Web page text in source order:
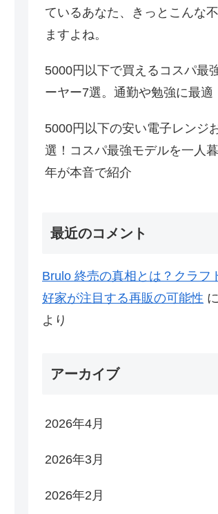
ているあなた、きっとこんな
ますよね。
5000円以下で買えるコスパ最
ーヤー7選。通勤や勉強に最適
5000円以下の安い電子レンジ
選！コスパ最強モデルを一人
年が本音で紹介
最近のコメント
Brulo 終売の真相とは？クラフ
好家が注目する再販の可能性 に
より
アーカイブ
2026年4月
2026年3月
2026年2月